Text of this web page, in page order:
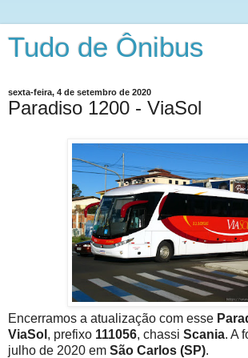
Tudo de Ônibus
sexta-feira, 4 de setembro de 2020
Paradiso 1200 - ViaSol
Encerramos a atualização com esse
ViaSol , prefixo 111056, chassi Scania. A
julho de 2020 em São Carlos (SP).